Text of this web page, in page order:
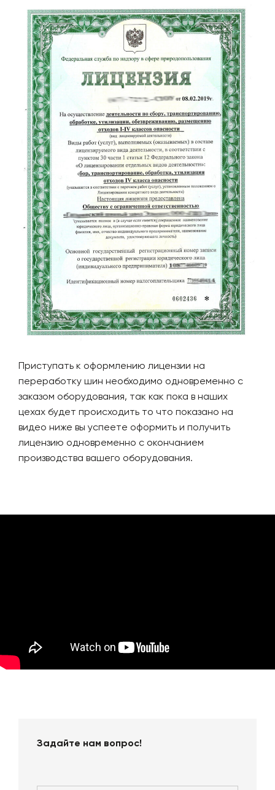
Приступать к оформлению лицензии на
переработку шин необходимо одновременно с
заказом оборудования, так как пока в наших
цехах будет происходить то что показано на
видео ниже вы успеете оформить и получить
лицензию одновременно с окончанием
производства вашего оборудования.
Задайте нам вопрос!